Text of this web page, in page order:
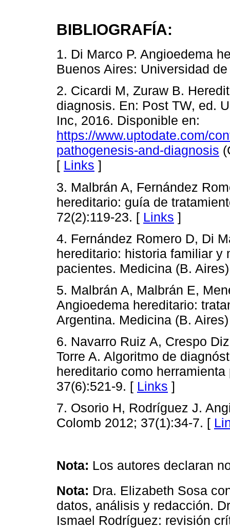
BIBLIOGRAFÍA:
1. Di Marco P. Angioedema
Buenos Aires: Universidad
2. Cicardi M, Zuraw B.
diagnosis. En: Post TW, ed.
Inc, 2016. Disponible en:
https://www.uptodate.com/
pathogenesis-and-diagnosis
[ Links ]
3. Malbrán A, Fernández
hereditario: guía de
72(2):119-23. [ Links ]
4. Fernández Romero D, Di
hereditario: historia familiar
pacientes. Medicina (B.
5. Malbrán A, Malbrán E,
Angioedema hereditario:
Argentina. Medicina (B.
6. Navarro Ruiz A, Crespo
Torre A. Algoritmo de
hereditario como
37(6):521-9. [ Links ]
7. Osorio H, Rodríguez J.
Colomb 2012; 37(1):34-7. [
Nota: Los autores declaran
Nota: Dra. Elizabeth Sosa
datos, análisis y redacción.
Ismael Rodríguez: revisión